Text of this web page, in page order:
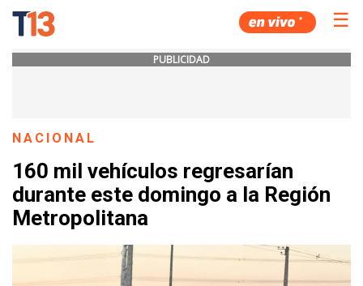
☰
PUBLICIDAD
NACIONAL
160 mil vehículos regresarían
durante este domingo a la Región
Metropolitana